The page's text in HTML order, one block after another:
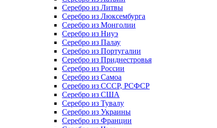
Серебро из Литвы
Серебро из Люксембурга
Серебро из Монголии
Серебро из Ниуэ
Серебро из Палау
Серебро из Португалии
Серебро из Приднестровья
Серебро из России
Серебро из Самоа
Серебро из СССР, РСФСР
Серебро из США
Серебро из Тувалу
Серебро из Украины
Серебро из Франции